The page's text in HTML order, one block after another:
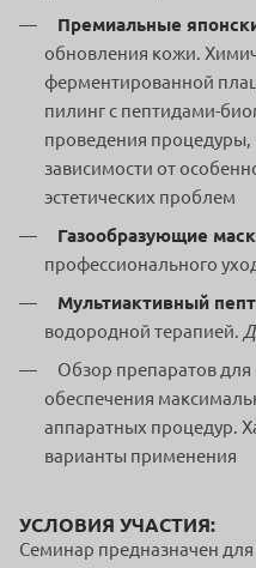
Премиальные
обновления кожи.
ферментированной
пилинг с пептидами-
проведения
зависимости от
эстетических проблем
Газообразующие
профессионального
Мультиактивный
водородной терапией.
Обзор препаратов
обеспечения
аппаратных процедур.
варианты применения
УСЛОВИЯ УЧАСТИЯ:
Семинар предназначен